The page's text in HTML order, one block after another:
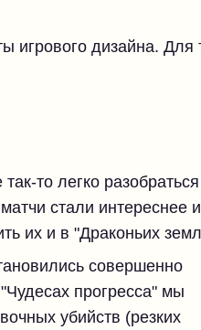
игрового дизайна. Для
то легко
стали интереснее и
их и в "Драконьих
совершенно
прогресса" мы
убийств (резких